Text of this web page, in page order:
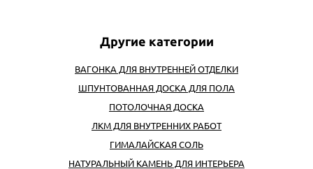
ВАГОНКА ДЛЯ ВНУТРЕННЕЙ ОТДЕЛКИ
ШПУНТОВАННАЯ ДОСКА ДЛЯ ПОЛА
ПОТОЛОЧНАЯ ДОСКА
ЛКМ ДЛЯ ВНУТРЕННИХ РАБОТ
ГИМАЛАЙСКАЯ СОЛЬ
НАТУРАЛЬНЫЙ КАМЕНЬ ДЛЯ ИНТЕРЬЕРА